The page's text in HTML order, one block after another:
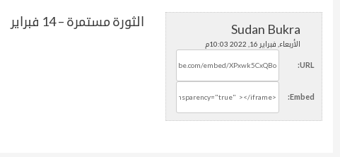
Sudan Bukra
الأربعاء, فبراير 16, 2022 10:03م
URL:
Embed:
الثورة مستمرة – 14 فبراير